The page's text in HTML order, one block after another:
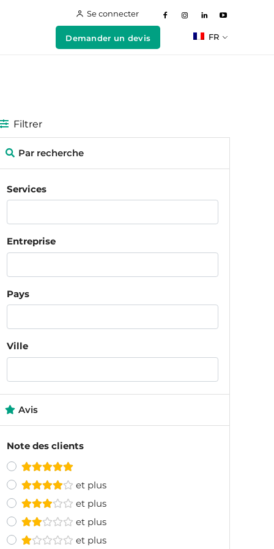
Se connecter
Demander un devis FR
Filtrer
Par recherche
Services
Entreprise
Pays
Ville
Avis
Note des clients
et plus
et plus
et plus
et plus